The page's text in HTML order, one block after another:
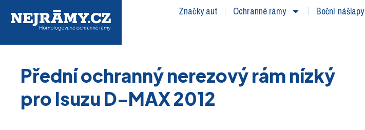
Značky aut Ochranné rámy Boční nášlapy
Přední ochranný nerezový rám nízký
pro Isuzu D-MAX 2012